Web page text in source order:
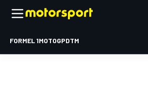
FORMEL 1MOTOGPDTM